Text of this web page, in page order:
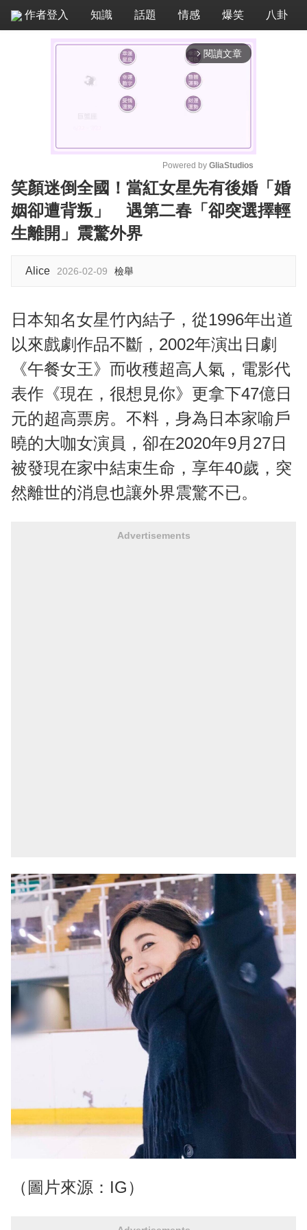
作者登入 知識 話題 情感 爆笑 八卦
arrow_forward_ios 閱讀文章
M
u
Powered by GliaStudios
笑顏迷倒全國！當紅女星先有後婚「婚
姻卻遭背叛」 遇第二春「卻突選擇輕
生離開」震驚外界
Alice 2026-02-09 檢舉
日本知名女星竹內結子，從1996年出道
以來戲劇作品不斷，2002年演出日劇
《午餐女王》而收穫超高人氣，電影代
表作《現在，很想見你》更拿下47億日
元的超高票房。不料，身為日本家喻戶
曉的大咖女演員，卻在2020年9月27日
被發現在家中結束生命，享年40歲，突
然離世的消息也讓外界震驚不已。
Advertisements
（圖片來源：IG）